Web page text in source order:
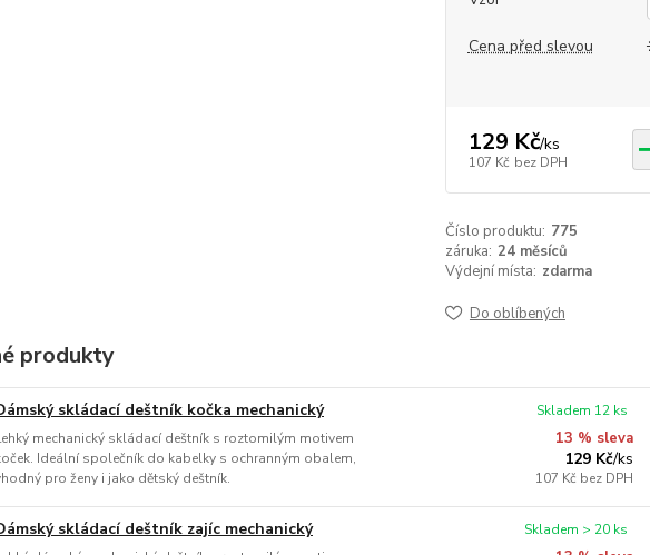
Cena před slevou
129 Kč/ks
107 Kč bez DPH
Číslo produktu: 775
záruka: 24 měsíců
Výdejní místa: zdarma
Do oblíbených
produkty
skládací deštník kočka mechanický
mechanický skládací deštník s roztomilým motivem
Ideální společník do kabelky s ochranným obalem,
pro ženy i jako dětský deštník.
13 % sleva
129 Kč/ks
107 Kč bez DPH
Skladem 12 ks
skládací deštník zajíc mechanický Skladem > 20 ks